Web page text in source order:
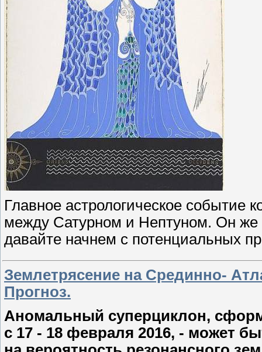
Главное астрологическое событие
между Сатурном и Нептуном. Он же
давайте начнем с потенциальных
Землетрясение на Срединно-
Прогноз.
Аномальный суперциклон,
с 17 - 18 февраля 2016, - может